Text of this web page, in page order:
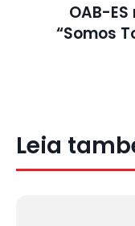
OAB-
“Somos
Leia